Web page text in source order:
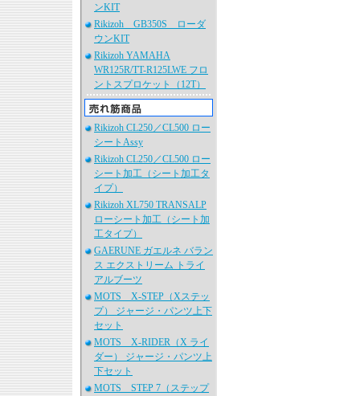
ンKIT
Rikizoh GB350S ローダ
ウンKIT
Rikizoh YAMAHA
WR125R/TT-R125LWE フロ
ントスプロケット（12T）
Rikizoh CL250／CL500 ロー
シートAssy
Rikizoh CL250／CL500 ロー
シート加工（シート加工タ
イプ）
Rikizoh XL750 TRANSALP
ローシート加工（シート加
工タイプ）
GAERUNE ガエルネ バラン
ス エクストリーム トライ
アルブーツ
MOTS X-STEP（Xステッ
プ） ジャージ・パンツ上下
セット
MOTS X-RIDER（X ライ
ダー） ジャージ・パンツ上
下セット
MOTS STEP 7（ステップ